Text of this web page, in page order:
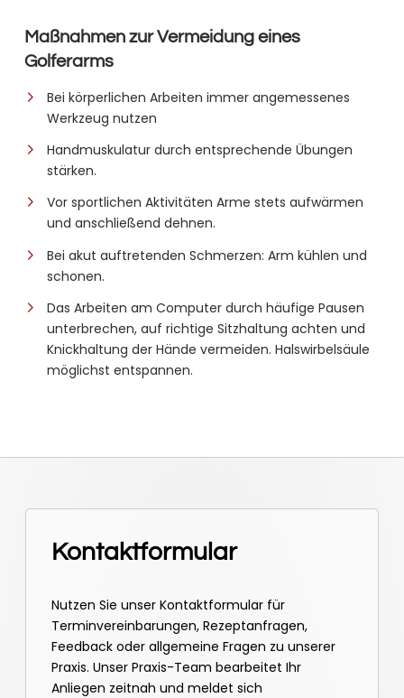
Maßnahmen zur Vermeidung eines
Golferarms
Bei körperlichen Arbeiten immer angemessenes
Werkzeug nutzen
Handmuskulatur durch entsprechende Übungen
stärken.
Vor sportlichen Aktivitäten Arme stets aufwärmen
und anschließend dehnen.
Bei akut auftretenden Schmerzen: Arm kühlen und
schonen.
Das Arbeiten am Computer durch häufige Pausen
unterbrechen, auf richtige Sitzhaltung achten und
Knickhaltung der Hände vermeiden. Halswirbelsäule
möglichst entspannen.
Kontaktformular
Nutzen Sie unser Kontaktformular für
Terminvereinbarungen, Rezeptanfragen,
Feedback oder allgemeine Fragen zu unserer
Praxis. Unser Praxis-Team bearbeitet Ihr
Anliegen zeitnah und meldet sich